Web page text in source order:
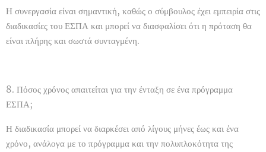
Η συνεργασία είναι σημαντική, καθώς ο σύμβουλος έχει εμπειρία στις
διαδικασίες του ΕΣΠΑ και μπορεί να διασφαλίσει ότι η πρόταση θα
είναι πλήρης και σωστά συνταγμένη.
8. Πόσος χρόνος απαιτείται για την ένταξη σε ένα πρόγραμμα
ΕΣΠΑ;
Η διαδικασία μπορεί να διαρκέσει από λίγους μήνες έως και ένα
χρόνο, ανάλογα με το πρόγραμμα και την πολυπλοκότητα της